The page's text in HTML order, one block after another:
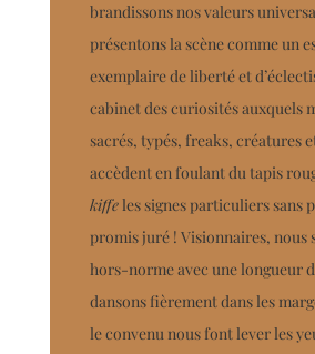
brandissons nos valeurs
présentons la scène comme un
exemplaire de liberté et
cabinet des curiosités auxquels
sacrés, typés, freaks, créatures
accèdent en foulant du tapis
kiffeles signes particuliers sans
promis juré ! Visionnaires, nous
hors-norme avec une longueur
dansons fièrement dans les
le convenu nous font lever les